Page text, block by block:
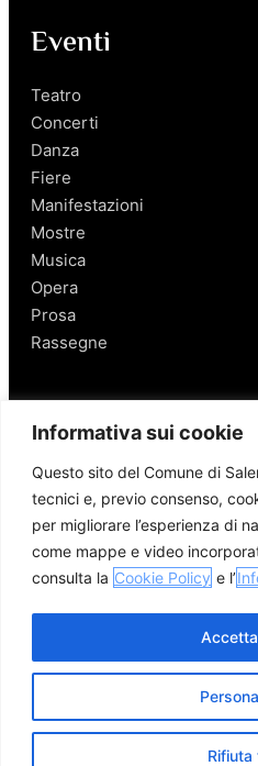
Informativa sui cookie
Questo sito del Comune di
tecnici e, previo consenso,
per migliorare l’esperienza di
come mappe e video
consulta la Cookie Policy e l’
Rifiuta
Eventi
Teatro
Concerti
Danza
Fiere
Manifestazioni
Mostre
Musica
Opera
Prosa
Rassegne
Salerno
Personaggi
Enogastronomia
Mobilità a Salerno
Luoghi nei Dintorni
Link utili
Privacy